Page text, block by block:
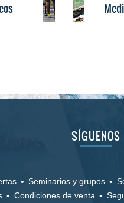
SÍGUENOS
Seminarios y grupos
Condiciones de venta